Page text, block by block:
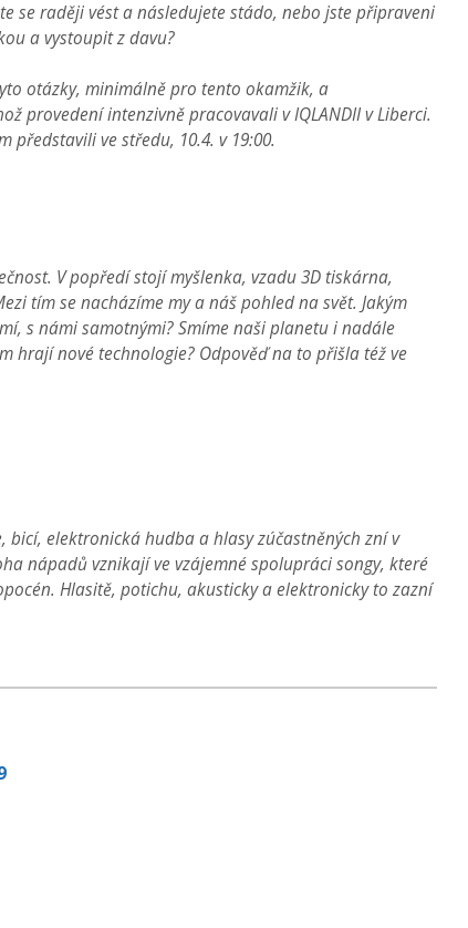
se raději vést a následujete stádo, nebo jste připraveni
a vystoupit z davu?
otázky, minimálně pro tento okamžik, a
provedení intenzivně pracovavali v IQLANDII v Liberci.
představili ve středu, 10.4. v 19:00.
V popředí stojí myšlenka, vzadu 3D tiskárna,
tím se nacházíme my a náš pohled na svět. Jakým
s námi samotnými? Smíme naši planetu i nadále
hrají nové technologie? Odpověď na to přišla též ve
bicí, elektronická hudba a hlasy zúčastněných zní v
nápadů vznikají ve vzájemné spolupráci songy, které
Hlasitě, potichu, akusticky a elektronicky to zazní